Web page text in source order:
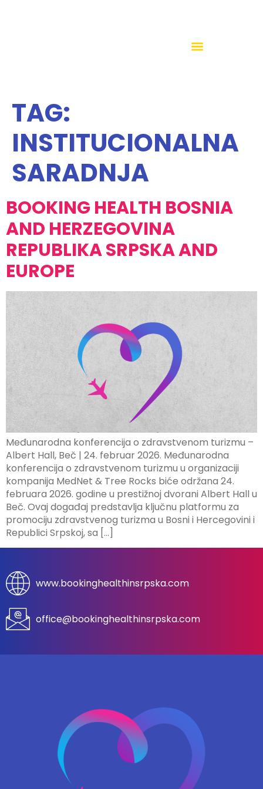
TAG:
INSTITUCIONALNA
SARADNJA
BOOKING HEALTH BOSNIA
AND HERZEGOVINA
REPUBLIKA SRPSKA AND
EUROPE
Međunarodna konferencija o zdravstvenom turizmu –
Albert Hall, Beč | 24. februar 2026. Međunarodna
konferencija o zdravstvenom turizmu u organizaciji
kompanija MedNet & Tree Rocks biće održana 24.
februara 2026. godine u prestižnoj dvorani Albert Hall u
Beč. Ovaj događaj predstavlja ključnu platformu za
promociju zdravstvenog turizma u Bosni i Hercegovini i
Republici Srpskoj, sa […]
www.bookinghealthinsrpska.com
office@bookinghealthinsrpska.com​